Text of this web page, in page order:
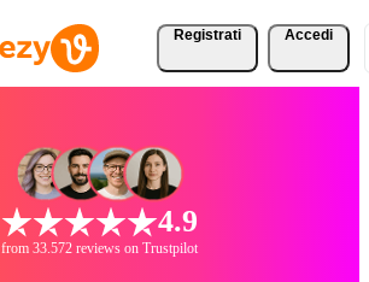
Registrati Accedi
4.9
from 33.572 reviews on Trustpilot